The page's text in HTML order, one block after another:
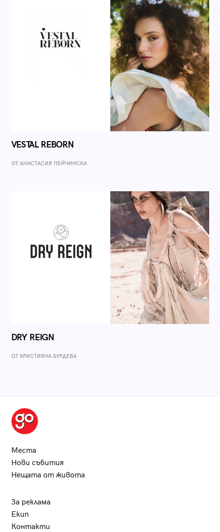
VESTAL REBORN
ОТ AНАСТАСИЯ ПЕЙЧИНСКА
DRY REIGN
ОТ КРИСТИЯНА БУРДЕВА
Места
Нови събития
Нещата от живота
За реклама
Екип
Контакти